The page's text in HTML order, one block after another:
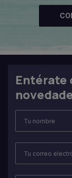
Entérate